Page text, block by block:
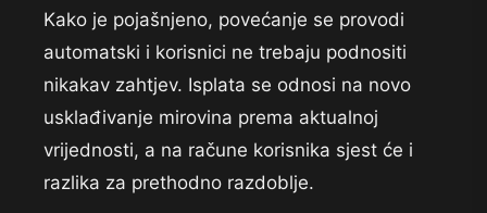
Kako je pojašnjeno, povećanje se provodi
automatski i korisnici ne trebaju podnositi
nikakav zahtjev. Isplata se odnosi na novo
usklađivanje mirovina prema aktualnoj
vrijednosti, a na račune korisnika sjest će i
razlika za prethodno razdoblje.